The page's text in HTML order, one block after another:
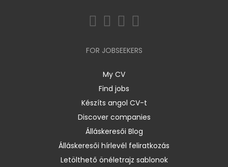
FOR JOBSEEKERS
My CV
Find jobs
Készíts angol CV-t
Discover companies
Álláskeresői Blog
Álláskeresői hírlevél feliratkozás
Letölthető önéletrajz sablonok